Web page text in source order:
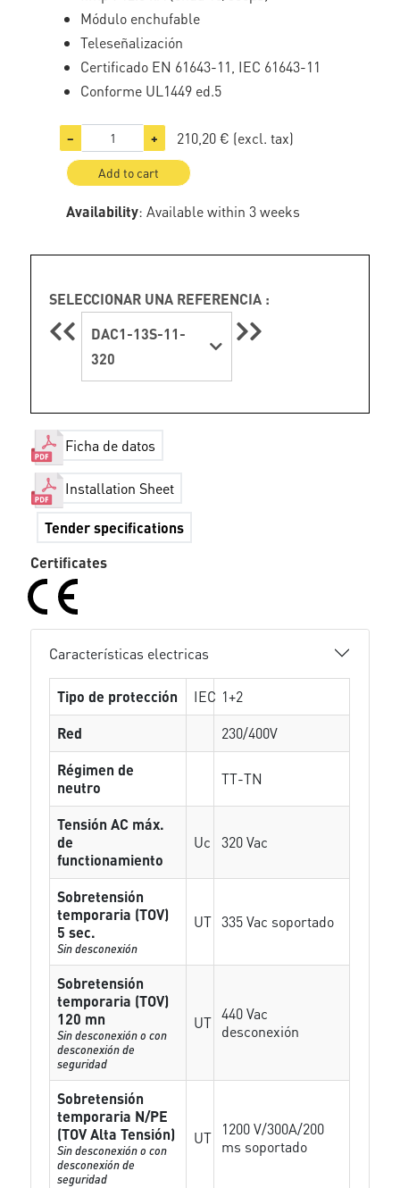
Módulo enchufable
Teleseñalización
Certificado EN 61643-11, IEC 61643-11
Conforme UL1449 ed.5
− + 210,20 € (excl. tax)
Add to cart
Availability: Available within 3 weeks
SELECCIONAR UNA REFERENCIA :
DAC1-13S-11-
320
Ficha de datos
Installation Sheet
Tender specifications
Certificates
Características electricas
Tipo de protección IEC 1+2
Red
230/400V
Régimen de
neutro
TT-TN
Tensión AC máx.
de
functionamiento
Uc 320 Vac
Sobretensión
temporaria (TOV)
5 sec.
Sin desconexión
UT 335 Vac soportado
Sobretensión
temporaria (TOV)
120 mn
Sin desconexión o con
desconexión de
seguridad
UT 440 Vac
desconexión
Sobretensión
temporaria N/PE
(TOV Alta Tensión)
Sin desconexión o con
desconexión de
seguridad
UT
1200 V/300A/200
ms soportado